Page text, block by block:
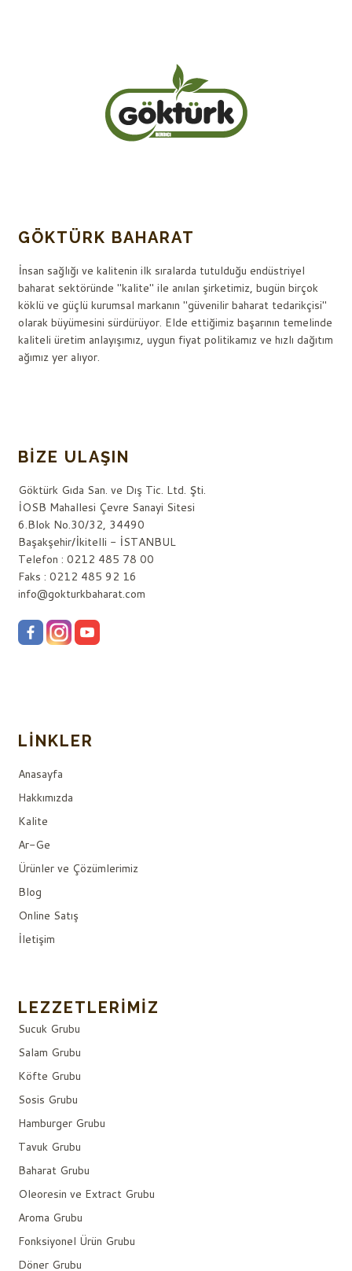
GÖKTÜRK BAHARAT
İnsan sağlığı ve kalitenin ilk sıralarda tutulduğu endüstriyel
baharat sektöründe "kalite" ile anılan şirketimiz, bugün birçok
köklü ve güçlü kurumsal markanın "güvenilir baharat tedarikçisi"
olarak büyümesini sürdürüyor. Elde ettiğimiz başarının temelinde
kaliteli üretim anlayışımız, uygun fiyat politikamız ve hızlı dağıtım
ağımız yer alıyor.
BIZE ULAŞIN
Göktürk Gıda San. ve Dış Tic. Ltd. Şti.
İOSB Mahallesi Çevre Sanayi Sitesi
6.Blok No.30/32, 34490
Başakşehir/İkitelli - İSTANBUL
Telefon : 0212 485 78 00
Faks : 0212 485 92 16
info@gokturkbaharat.com
LINKLER
Anasayfa
Hakkımızda
Kalite
Ar-Ge
Ürünler ve Çözümlerimiz
Blog
Online Satış
İletişim
LEZZETLERIMIZ
Sucuk Grubu
Salam Grubu
Köfte Grubu
Sosis Grubu
Hamburger Grubu
Tavuk Grubu
Baharat Grubu
Oleoresin ve Extract Grubu
Aroma Grubu
Fonksiyonel Ürün Grubu
Döner Grubu